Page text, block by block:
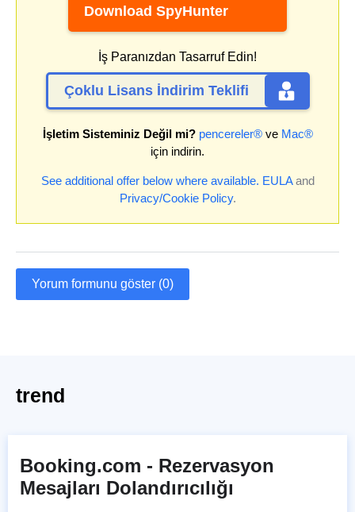
Download SpyHunter
İş Paranızdan Tasarruf Edin!
Çoklu Lisans İndirim Teklifi
İşletim Sisteminiz Değil mi? pencereler®ve Mac®
için indirin.
See additional offer below where available. EULAand
Privacy/Cookie Policy.
Yorum formunu göster (0)
trend
Booking.com - Rezervasyon
Mesajları Dolandırıcılığı